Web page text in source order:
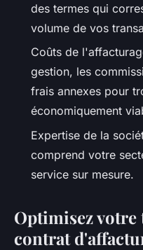
des termes qui
volume de vos
Coûts de
gestion, les
frais annexes pour
économiquement
Expertise de la
comprend votre
service sur mesure.
Optimisez votre
contrat